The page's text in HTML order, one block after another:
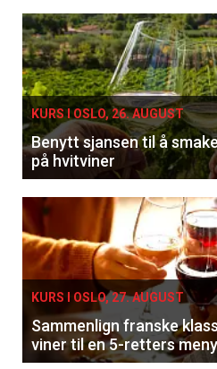
KURS I OSLO, 26. AUGUST
Benytt sjansen til å
på hvitviner
KURS I OSLO, 27. AUGUST
Sammenlign franske
viner til en 5-retters meny